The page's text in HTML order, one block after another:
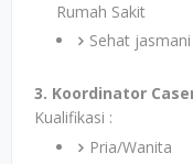
Rumah Sakit
Sehat
3. Koordinator
Kualifikasi :
Pria/Wanita